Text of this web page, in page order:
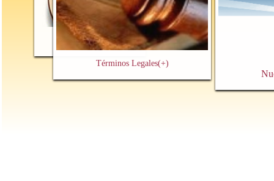
Contacto y Cita Previa(+)
Términos Legales(+)